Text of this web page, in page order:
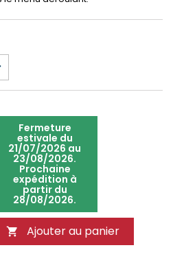
Fermeture
estivale du
21/07/2026 au
23/08/2026.
Prochaine
expédition à
partir du
28/08/2026.
 Ajouter au panier